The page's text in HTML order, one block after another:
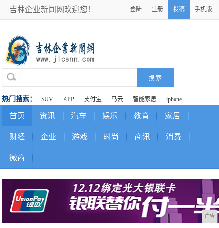
吉林企业新闻网欢迎您！ 登陆 注册 投稿 手机版
热门搜索： SUV APP 支付宝 马云 智能家居 iphone
首页 资讯 汽车 娱乐 教育 家居
财经 企业 游戏 时尚 商讯 消费
微商
广告